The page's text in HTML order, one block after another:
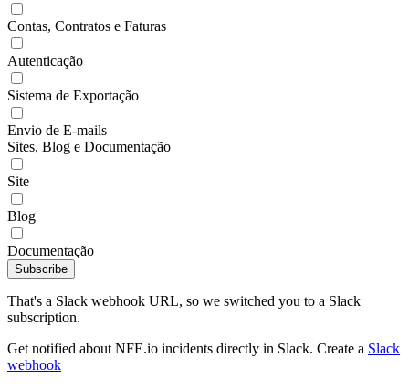
Contas, Contratos e Faturas
Autenticação
Sistema de Exportação
Envio de E-mails
Sites, Blog e Documentação
Site
Blog
Documentação
Subscribe
That's a Slack webhook URL, so we switched you to a Slack
subscription.
Get notified about NFE.io incidents directly in Slack. Create a Slack
webhook